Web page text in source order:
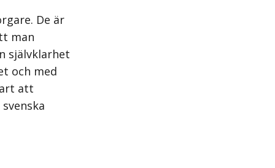
De är
man
självklarhet
och med
att